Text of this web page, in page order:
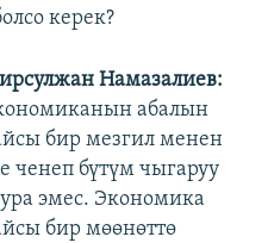
керек?
Намазалиев:
абалын
бир мезгил менен
ченеп бүтүм чыгаруу
эмес. Экономика
бир мөөнөттө